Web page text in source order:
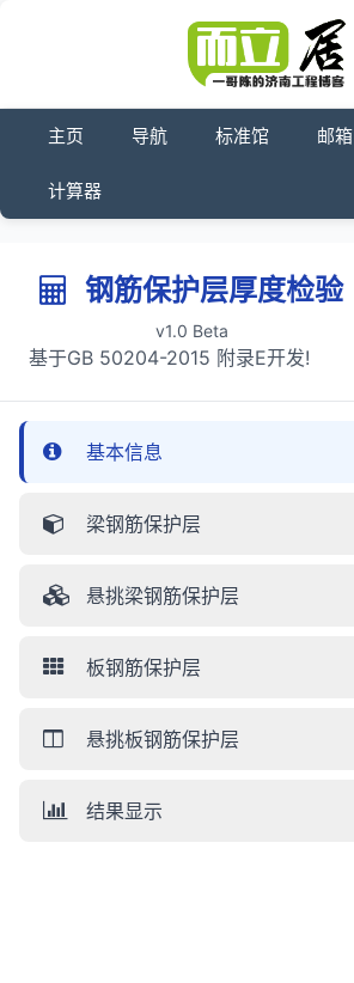
主页 导航 标准馆 邮箱
计算器
钢筋保护层厚度检验
v1.0 Beta
基于GB 50204-2015 附录E开发!
基本信息
梁钢筋保护层
悬挑梁钢筋保护层
板钢筋保护层
悬挑板钢筋保护层
结果显示